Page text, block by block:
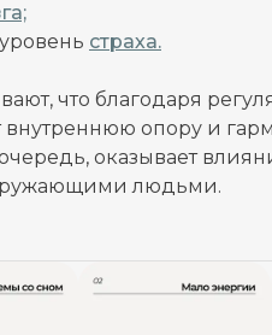
страха.
что благодаря
опору и
оказывает
людьми.